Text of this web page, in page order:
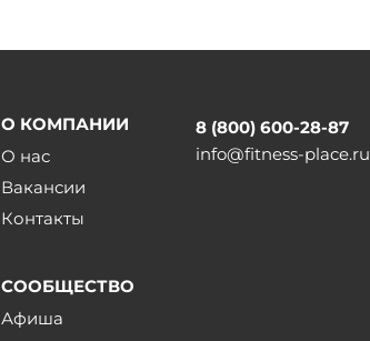
О КОМПАНИИ
О нас
Вакансии
Контакты
СООБЩЕСТВО
Афиша
8 (800) 600-28-87
info@fitness-place.ru